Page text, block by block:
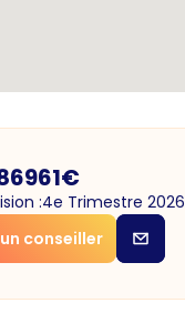
€
:4e Trimestre 2026
conseiller